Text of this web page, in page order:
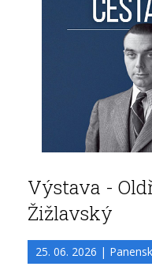
Výstava -
Žižlavský
25. 06. 2026 |